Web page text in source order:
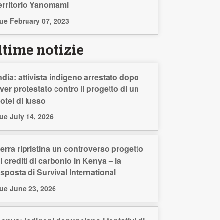
Yanomami
February 07, 2023
notizie
attivista indigeno arrestato dopo
protestato contro il progetto di un
di lusso
July 14, 2026
ripristina un controverso progetto
crediti di carbonio in Kenya – la
di Survival International
June 23, 2026